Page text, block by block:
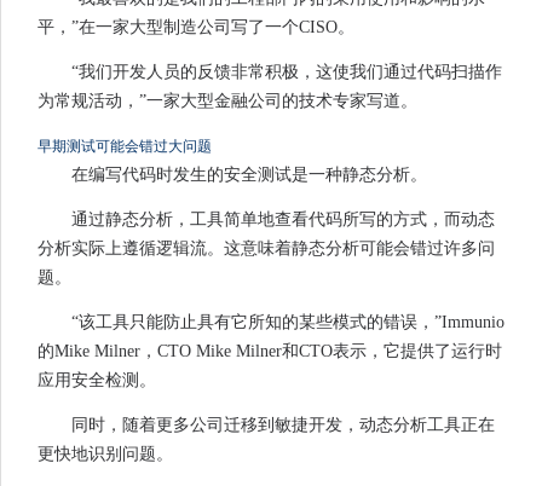
平，”在一家大型制造公司写了一个CISO。
“我们开发人员的反馈非常积极，这使我们通过代码扫描作
为常规活动，”一家大型金融公司的技术专家写道。
早期测试可能会错过大问题
在编写代码时发生的安全测试是一种静态分析。
通过静态分析，工具简单地查看代码所写的方式，而动态
分析实际上遵循逻辑流。这意味着静态分析可能会错过许多问
题。
“该工具只能防止具有它所知的某些模式的错误，”Immunio
的Mike Milner，CTO Mike Milner和CTO表示，它提供了运行时
应用安全检测。
同时，随着更多公司迁移到敏捷开发，动态分析工具正在
更快地识别问题。